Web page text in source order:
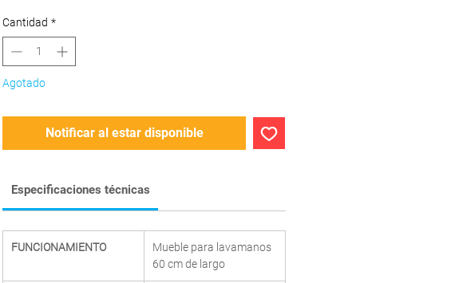
Cantidad *
Agotado
Notificar al estar disponible
Especificaciones técnicas
FUNCIONAMIENTO
Mueble para lavamanos
60 cm de largo